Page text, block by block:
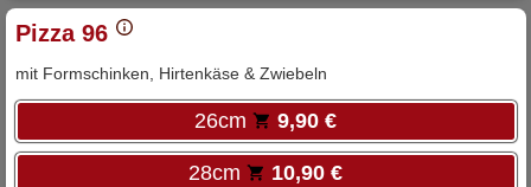
Pizza 96
mit Formschinken, Hirtenkäse & Zwiebeln
26cm 9,90 €
28cm 10,90 €